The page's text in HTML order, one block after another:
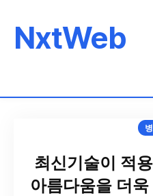
NxtWeb
최신기술이 적
아름다움을 더